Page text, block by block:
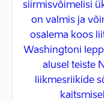
siirmisvõimelisi
on valmis ja
osalema koos
Washingtoni
alusel teiste
liikmesriikide